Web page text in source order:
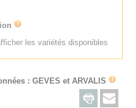
les variétés disponibles
: GEVES etARVALIS